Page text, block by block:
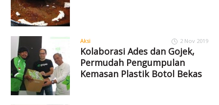
Aksi 2 Nov 2019
Kolaborasi Ades dan Gojek,
Permudah Pengumpulan
Kemasan Plastik Botol Bekas